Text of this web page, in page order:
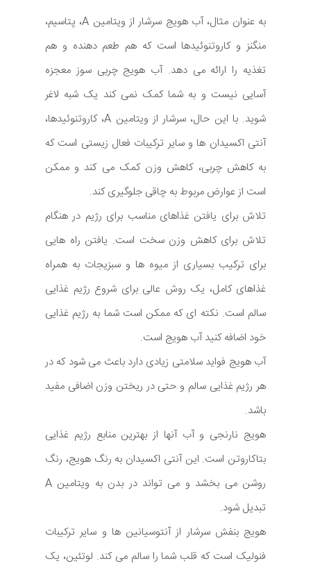
به عنوان مثال، آب هویج سرشار از ویتامین A، پتاسیم،
منگنز و کاروتنوئیدها است که هم طعم دهنده و هم
تغذیه را ارائه می دهد. آب هویج چربی سوز معجزه
آسایی نیست و به شما کمک نمی کند یک شبه لاغر
شوید. با این حال، سرشار از ویتامین A، کاروتنوئیدها،
آنتی اکسیدان ها و سایر ترکیبات فعال زیستی است که
به کاهش چربی، کاهش وزن کمک می کند و ممکن
است از عوارض مربوط به چاقی جلوگیری کند.
تلاش برای یافتن غذاهای مناسب برای رژیم در هنگام
تلاش برای کاهش وزن سخت است. یافتن راه هایی
برای ترکیب بسیاری از میوه ها و سبزیجات به همراه
غذاهای کامل، یک روش عالی برای شروع رژیم غذایی
سالم است. نکته ای که ممکن است شما به رژیم غذایی
خود اضافه کنید آب هویج است.
آب هویج فواید سلامتی زیادی دارد باعث می شود که در
هر رژیم غذایی سالم و حتی در ریختن وزن اضافی مفید
باشد.
هویج نارنجی و آب آنها از بهترین منابع رژیم غذایی
بتاکاروتن است. این آنتی اکسیدان به رنگ هویج، رنگ
روشن می بخشد و می تواند در بدن به ویتامین A
تبدیل شود.
هویج بنفش سرشار از آنتوسیانین ها و سایر ترکیبات
فنولیک است که قلب شما را سالم می کند. لوتئین، یک